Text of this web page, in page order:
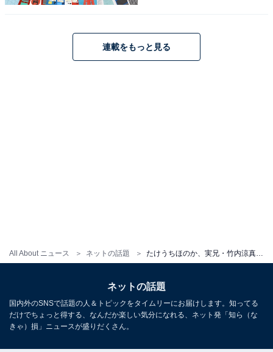
All About ニュース ネットの話題 たけうちほのか、実兄・竹内涼真撮影？ のきょうだいツーショット公開！ 「竹内家素敵すぎ」「にいちゃんもみたい」
連載をもっと見る
ネットの話題
国内外のSNSで話題の人＆トピックをタイムリーにお届けします。知ってる
だけでちょっと得する、なんだか楽しい気分になれる、ネット発「知ら（な
きゃ）損」ニュースが盛りだくさん。